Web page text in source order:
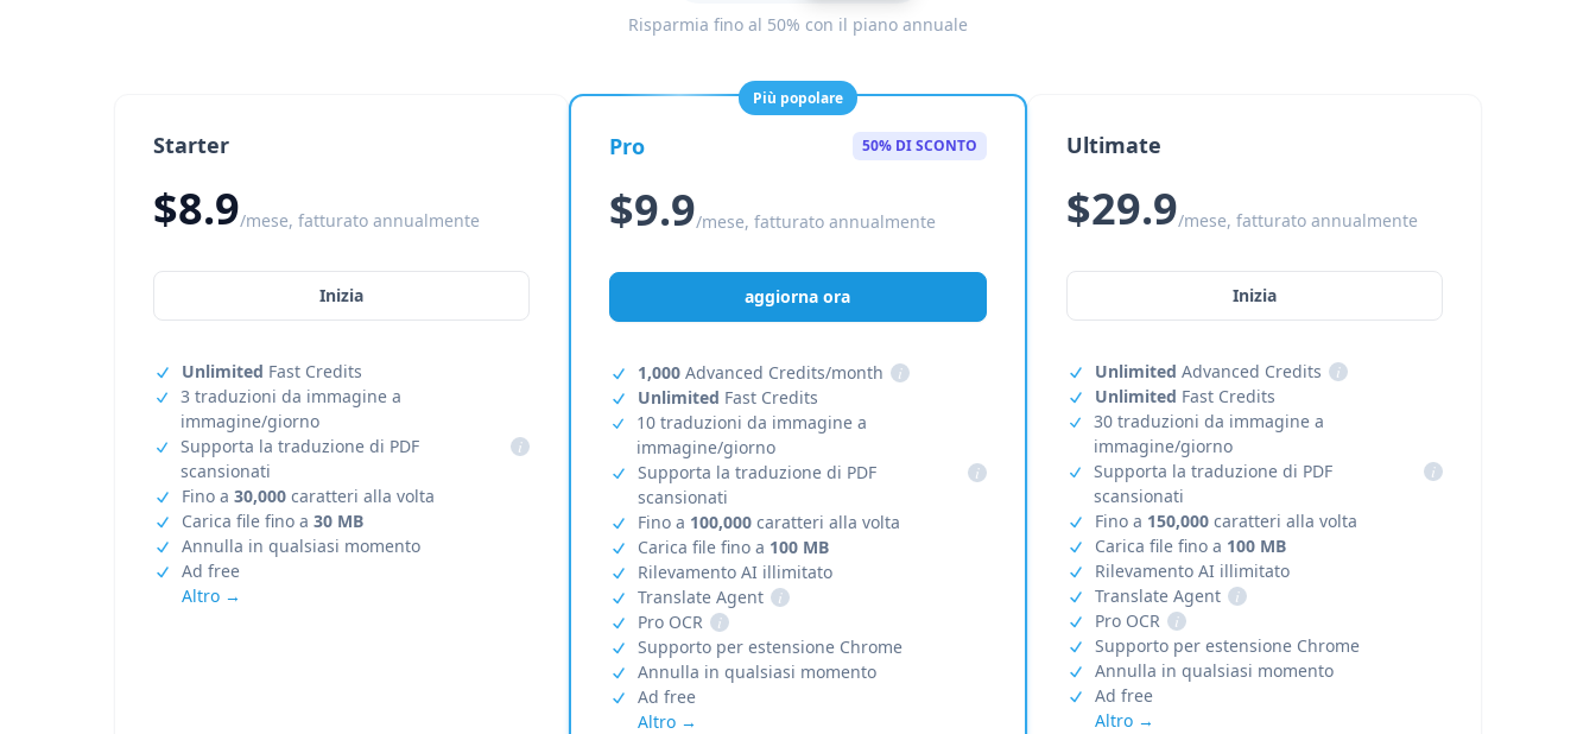
Risparmia fino al 50% con il piano annuale
Starter
$8.9/mese, fatturato annualmente
Inizia
Unlimited Fast Credits
3 traduzioni da immagine a
immagine/giorno
Supporta la traduzione di PDF
scansionati
i
Fino a 30,000 caratteri alla volta
Carica file fino a 30 MB
Annulla in qualsiasi momento
Ad free
Altro →
Più popolare
Pro 50% DI SCONTO
$9.9/mese, fatturato annualmente
aggiorna ora
1,000 Advanced Credits/month
i
Unlimited Fast Credits
10 traduzioni da immagine a
immagine/giorno
Supporta la traduzione di PDF
scansionati
i
Fino a 100,000 caratteri alla volta
Carica file fino a 100 MB
Rilevamento AI illimitato
Translate Agent
i
Pro OCR
i
Supporto per estensione Chrome
Annulla in qualsiasi momento
Ad free
Altro →
Ultimate
$29.9/mese, fatturato annualmente
Inizia
Unlimited Advanced Credits
i
Unlimited Fast Credits
30 traduzioni da immagine a
immagine/giorno
Supporta la traduzione di PDF
scansionati
i
Fino a 150,000caratteri alla volta
Carica file fino a 100 MB
Rilevamento AI illimitato
Translate Agent
i
Pro OCR
i
Supporto per estensione Chrome
Annulla in qualsiasi momento
Ad free
Altro →